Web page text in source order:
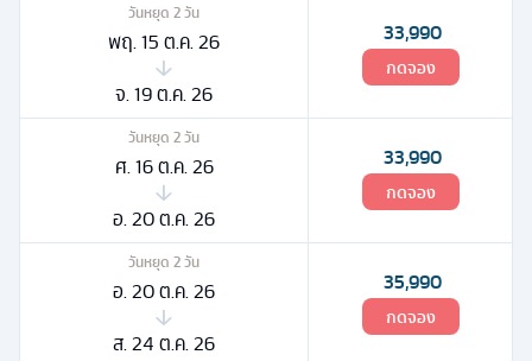
วันหยุด 2วัน
พฤ. 15 ต.ค. 26
จ. 19 ต.ค. 26
33,990
กดจอง
วันหยุด 2วัน
ศ. 16 ต.ค. 26
อ. 20 ต.ค. 26
33,990
กดจอง
วันหยุด 2วัน
อ. 20 ต.ค. 26
ส. 24 ต.ค. 26
35,990
กดจอง